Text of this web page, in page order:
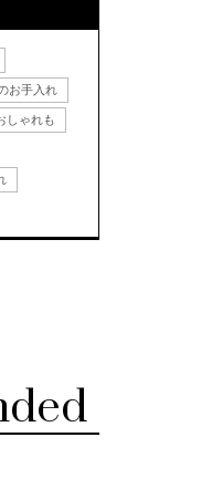
お手入れ
しゃれも